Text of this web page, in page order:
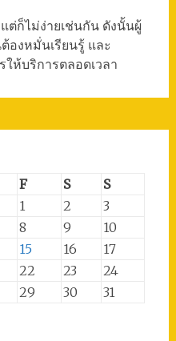
ต่ก็ไม่ง่ายเช่นกัน ดังนั้นผู้
งหมั่นเรียนรู้ และ
ห้บริการตลอดเวลา
F S
S
1
2
3
8 9
10
15 16
17
22 23
24
29 30 31